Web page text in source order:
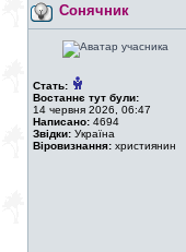
Сонячник
Стать:
Востаннє тут були:
14 червня 2026, 06:47
Написано: 4694
Звідки: Україна
Віровизнання: християнин